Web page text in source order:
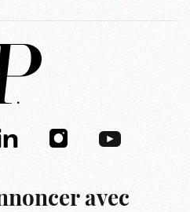
avec